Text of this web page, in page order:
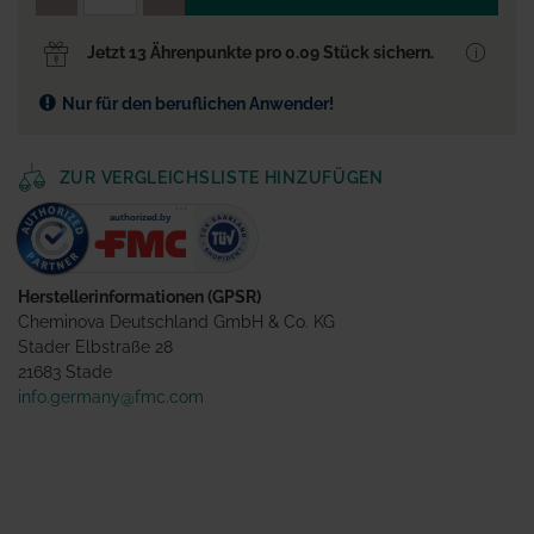
Jetzt 13 Ährenpunkte pro 0.09 Stück sichern.
Nur für den beruflichen Anwender!
ZUR VERGLEICHSLISTE HINZUFÜGEN
Herstellerinformationen (GPSR)
Cheminova Deutschland GmbH & Co. KG
Stader Elbstraße 28
21683 Stade
info.germany@fmc.com